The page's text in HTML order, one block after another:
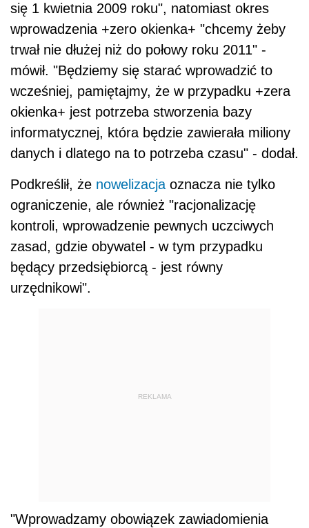
się 1 kwietnia 2009 roku", natomiast okres
wprowadzenia +zero okienka+ "chcemy żeby
trwał nie dłużej niż do połowy roku 2011" -
mówił. "Będziemy się starać wprowadzić to
wcześniej, pamiętajmy, że w przypadku +zera
okienka+ jest potrzeba stworzenia bazy
informatycznej, która będzie zawierała miliony
danych i dlatego na to potrzeba czasu" - dodał.
Podkreślił, że nowelizacja oznacza nie tylko
ograniczenie, ale również "racjonalizację
kontroli, wprowadzenie pewnych uczciwych
zasad, gdzie obywatel - w tym przypadku
będący przedsiębiorcą - jest równy
urzędnikowi".
REKLAMA
"Wprowadzamy obowiązek zawiadomienia